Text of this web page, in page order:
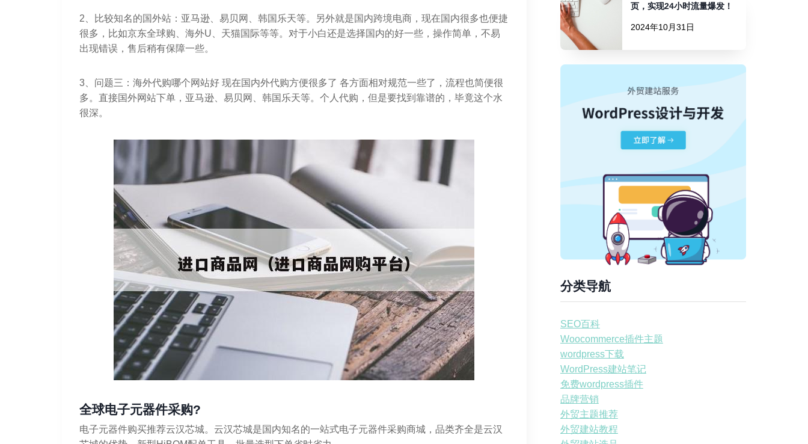
2、比较知名的国外站：亚马逊、易贝网、韩国乐天等。另外就是国内跨境电商，现在国内很多也便捷
很多，比如京东全球购、海外U、天猫国际等等。对于小白还是选择国内的好一些，操作简单，不易
出现错误，售后稍有保障一些。
3、问题三：海外代购哪个网站好 现在国内外代购方便很多了 各方面相对规范一些了，流程也简便很
多。直接国外网站下单，亚马逊、易贝网、韩国乐天等。个人代购，但是要找到靠谱的，毕竟这个水
很深。
全球电子元器件采购?
电子元器件购买推荐云汉芯城。云汉芯城是国内知名的一站式电子元器件采购商城，品类齐全是云汉
页，实现24小时流量爆发！
2024年10月31日
分类导航
SEO百科
Woocommerce插件主题
wordpress下载
WordPress建站笔记
免费wordpress插件
品牌营销
外贸主题推荐
外贸建站教程